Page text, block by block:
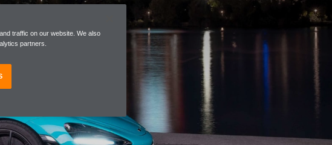
traffic on our website. We also
partners.